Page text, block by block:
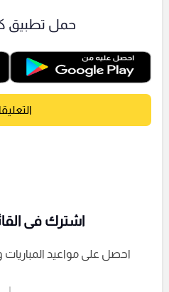
حمل تطبيق
اشترك فى
احصل على مواعيد المباريات